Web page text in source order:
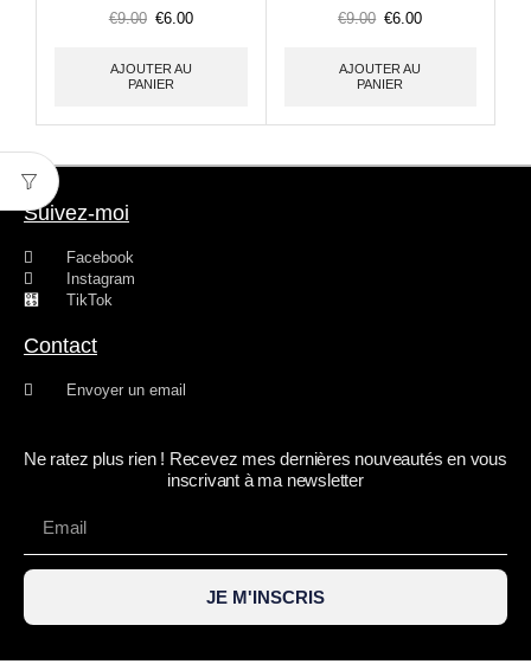
€9.00 €6.00
AJOUTER AU
PANIER
€9.00 €6.00
AJOUTER AU
PANIER
Suivez-moi
Facebook
Instagram
TikTok
Contact
Envoyer un email
Ne ratez plus rien ! Recevez mes dernières nouveautés en vous
inscrivant à ma newsletter
JE M'INSCRIS